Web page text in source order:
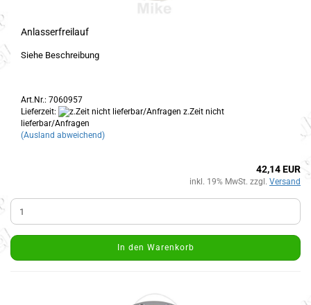
Anlasserfreilauf
Siehe Beschreibung
Art.Nr.: 7060957
Lieferzeit:
z.Zeit nicht
lieferbar/Anfragen
(Ausland abweichend)
42,14 EUR
inkl. 19% MwSt. zzgl. Versand
In den Warenkorb